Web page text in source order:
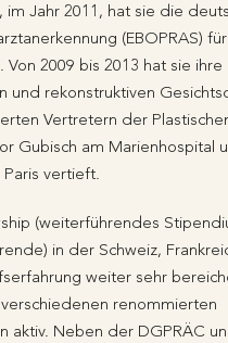
im Jahr 2011, hat sie die
(EBOPRAS)
Von 2009 bis 2013 hat sie ihre
und rekonstruktiven
Vertretern der
Gubisch am Marienhospital
vertieft.
(weiterführendes
in der Schweiz,
weiter sehr
renommierten
aktiv. Neben der DGPRÄC